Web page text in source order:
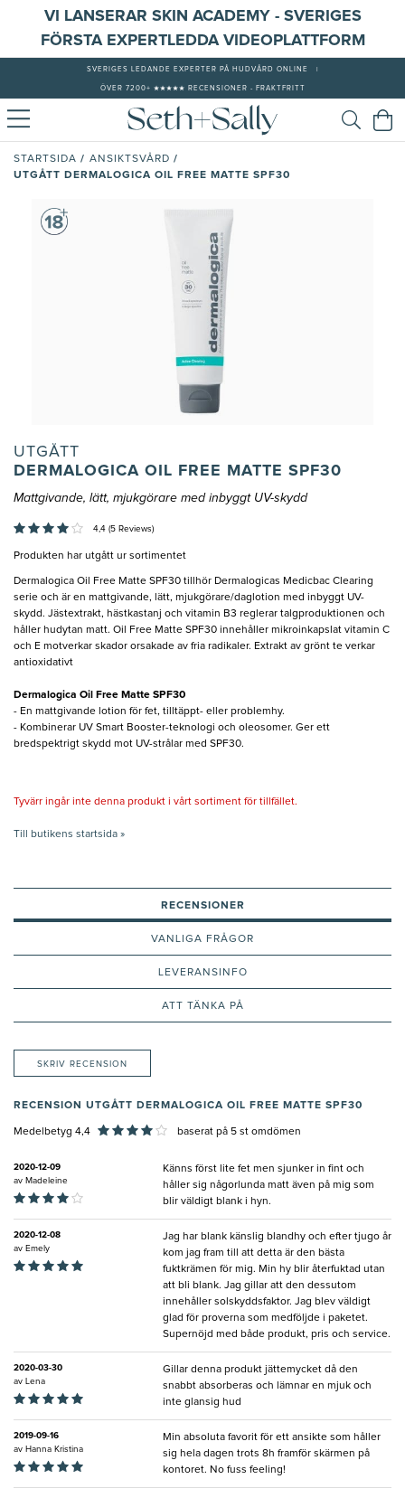
VI LANSERAR SKIN ACADEMY - SVERIGES
FÖRSTA EXPERTLEDDA VIDEOPLATTFORM
SVERIGES LEDANDE EXPERTER PÅ HUDVÅRD ONLINE
ÖVER 7200+ ★★★★★ RECENSIONER - FRAKTFRITT
STARTSIDA / ANSIKTSVÅRD /
UTGÅTT DERMALOGICA OIL FREE MATTE SPF30
UTGÅTT
DERMALOGICA OIL FREE MATTE SPF30
Mattgivande, lätt, mjukgörare med inbyggt UV-skydd
4,4 (5 Reviews)
Produkten har utgått ur sortimentet
Dermalogica Oil Free Matte SPF30 tillhör Dermalogicas Medicbac Clearing
serie och är en mattgivande, lätt, mjukgörare/daglotion med inbyggt UV-
skydd. Jästextrakt, hästkastanj och vitamin B3 reglerar talgproduktionen och
håller hudytan matt. Oil Free Matte SPF30 innehåller mikroinkapslat vitamin C
och E motverkar skador orsakade av fria radikaler. Extrakt av grönt te verkar
antioxidativt
Dermalogica Oil Free Matte SPF30
- En mattgivande lotion för fet, tilltäppt- eller problemhy.
- Kombinerar UV Smart Booster-teknologi och oleosomer. Ger ett
bredspektrigt skydd mot UV-strålar med SPF30.
Tyvärr ingår inte denna produkt i vårt sortiment för tillfället.
Till butikens startsida »
RECENSIONER
VANLIGA FRÅGOR
LEVERANSINFO
ATT TÄNKA PÅ
SKRIV RECENSION
RECENSION UTGÅTT DERMALOGICA OIL FREE MATTE SPF30
Medelbetyg 4,4 baserat på 5 st omdömen
2020-12-09
av Madeleine
Känns först lite fet men sjunker in fint och
håller sig någorlunda matt även på mig som
blir väldigt blank i hyn.
2020-12-08
av Emely
Jag har blank känslig blandhy och efter tjugo år
kom jag fram till att detta är den bästa
fuktkrämen för mig. Min hy blir återfuktad utan
att bli blank. Jag gillar att den dessutom
innehåller solskyddsfaktor. Jag blev väldigt
glad för proverna som medföljde i paketet.
Supernöjd med både produkt, pris och service.
2020-03-30
av Lena
Gillar denna produkt jättemycket då den
snabbt absorberas och lämnar en mjuk och
inte glansig hud
2019-09-16
av Hanna Kristina
Min absoluta favorit för ett ansikte som håller
sig hela dagen trots 8h framför skärmen på
kontoret. No fuss feeling!